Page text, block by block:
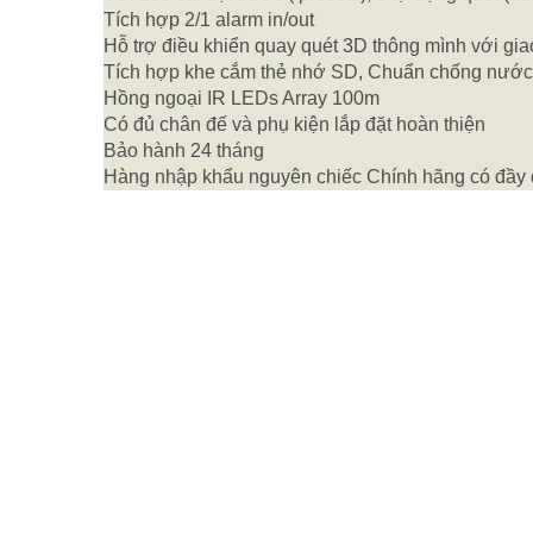
Tích hợp 2/1 alarm in/out
Hỗ trợ điều khiển quay quét 3D thông mình với
Tích hợp khe cắm thẻ nhớ SD, Chuẩn chống
Hồng ngoại IR LEDs Array 100m
Có đủ chân đế và phụ kiện lắp đặt hoàn thiện
Bảo hành 24 tháng
Hàng nhập khẩu nguyên chiếc Chính hãng có đầy